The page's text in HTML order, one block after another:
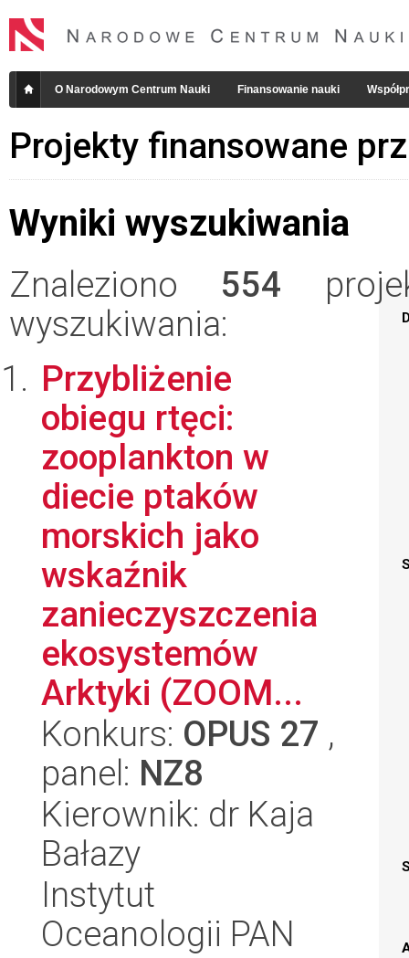
O Narodowym Centrum Nauki Finansowanie nauki
Projekty finansowane
Wyniki wyszukiwania
Znaleziono 554
wyszukiwania:
Przybliżenie
obiegu rtęci:
zooplankton w
diecie ptaków
morskich jako
wskaźnik
zanieczyszczenia
ekosystemów
Arktyki (ZOOM...
Konkurs: OPUS 27 ,
panel: NZ8
Kierownik: dr Kaja
Bałazy
Instytut
Oceanologii PAN